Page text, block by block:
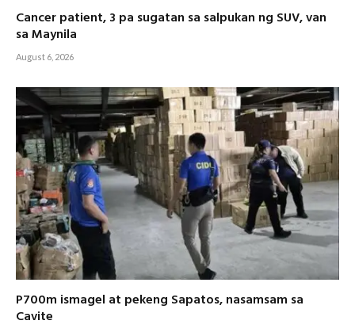
Cancer patient, 3 pa sugatan sa salpukan ng SUV, van
sa Maynila
August 6, 2026
P700m ismagel at pekeng Sapatos, nasamsam sa
Cavite